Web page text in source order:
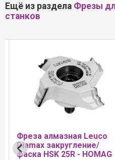
Ещё из раздела Фрезы
станков
Фреза
скругление/
HSK 25R -